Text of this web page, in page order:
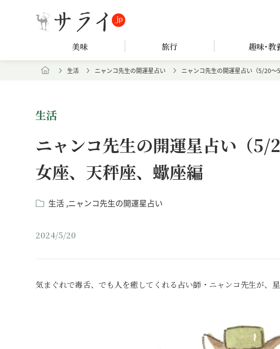
美味 旅行 趣味･教
生活 ニャンコ先生の開運星占い ニャンコ先生の開運星占い（5/20
生活
ニャンコ先生の開運星占い（
女座、天秤座、蠍座編
生活 ニャンコ先生の開運星占い
2024/5/20
気まぐれで毒舌、でも人を癒してくれる占い師・ニャンコ先生が、